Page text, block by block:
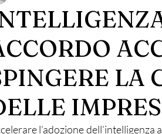
LA
l’adozione